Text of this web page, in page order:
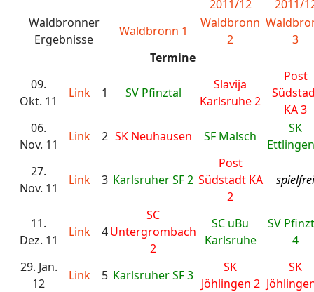
2011/12
2011/
Waldbronner
Ergebnisse
Waldbronn 1
Waldbronn
2
3
Termine
09.
Okt. 11
Link 1 SV Pfinztal
Slavija
Karlsruhe 2
Post
KA 3
06.
Nov. 11
Link 2 SK Neuhausen SF Malsch
SK
27.
Nov. 11
Link 3 Karlsruher SF 2
Post
Südstadt KA
2
11.
Dez. 11
Link 4
SC
Untergrombach
2
SC uBu
Karlsruhe
SV
4
29. Jan.
12
Link 5 Karlsruher SF 3
SK
Jöhlingen 2
SK